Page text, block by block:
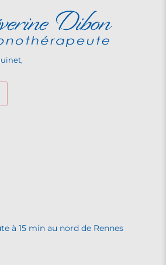
à 15 min au nord de Rennes